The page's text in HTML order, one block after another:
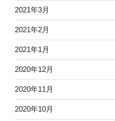
2021年3月
2021年2月
2021年1月
2020年12月
2020年11月
2020年10月